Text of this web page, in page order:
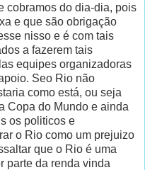
cobramos do dia-dia, pois
e que são obrigação
nisso e é com tais
a fazerem tais
equipes organizadoras
Seo Rio não
como está, ou seja
Copa do Mundo e ainda
os politicos e
o Rio como um prejuizo
que o Rio é uma
parte da renda vinda